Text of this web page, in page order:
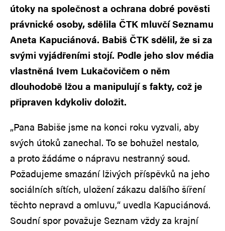
útoky na společnost a ochrana dobré pověsti
právnické osoby, sdělila ČTK mluvčí Seznamu
Aneta Kapuciánová. Babiš ČTK sdělil, že si za
svými vyjádřeními stojí. Podle jeho slov média
vlastněná Ivem Lukačovičem o něm
dlouhodobě lžou a manipulují s fakty, což je
připraven kdykoliv doložit.
„Pana Babiše jsme na konci roku vyzvali, aby
svých útoků zanechal. To se bohužel nestalo,
a proto žádáme o nápravu nestranný soud.
Požadujeme smazání lživých příspěvků na jeho
sociálních sítích, uložení zákazu dalšího šíření
těchto nepravd a omluvu,“ uvedla Kapuciánová.
Soudní spor považuje Seznam vždy za krajní